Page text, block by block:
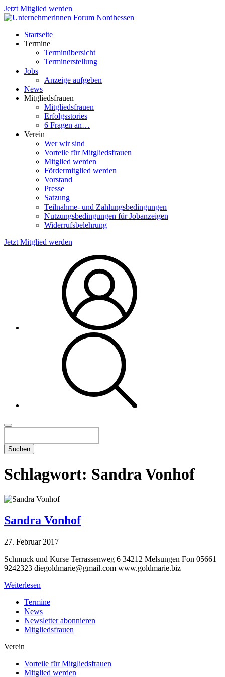
Jetzt Mitglied werden
Startseite
Termine
Terminübersicht
Terminerstellung
Jobs
Anzeige aufgeben
News
Mitgliedsfrauen
Mitgliedsfrauen
Erfolgsstories
6 Fragen an…
Verein
Wer wir sind
Vorteile für Mitgliedsfrauen
Mitglied werden
Fördermitglied werden
Vorstand
Presse
Satzung
Teilnahme- und Zahlungsbedingungen
Nutzungsbedingungen für Jobanzeigen
Widerrufsbelehrung
Jetzt Mitglied werden
Suchen
Schlagwort: Sandra Vonhof
Sandra Vonhof
27. Februar 2017
Schmuck und Kurse Terrassenweg 6 34212 Melsungen Fon 05661
9242323 diegoldmarie@gmail.com www.goldmarie.biz
Weiterlesen
Termine
News
Newsletter abonnieren
Mitgliedsfrauen
Verein
Vorteile für Mitgliedsfrauen
Mitglied werden